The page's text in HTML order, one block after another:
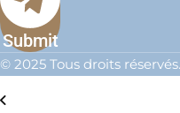
Submit
© 2025 Tous droits réservés.